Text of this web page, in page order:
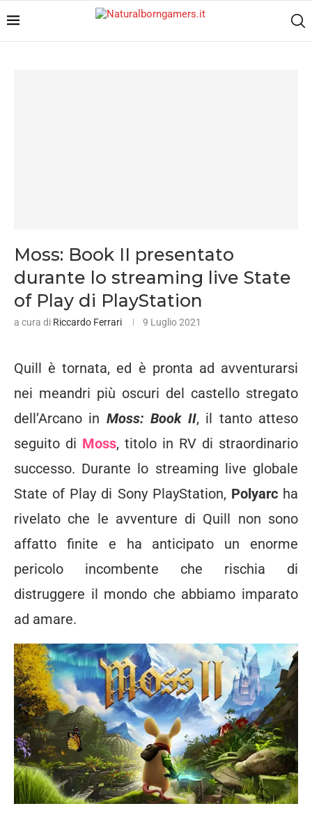
Moss: Book II presentato
durante lo streaming live State
of Play di PlayStation
a cura di Riccardo Ferrari 9 Luglio 2021
Quill è tornata, ed è pronta ad avventurarsi
nei meandri più oscuri del castello stregato
dell’Arcano in Moss: Book II, il tanto atteso
seguito di Moss, titolo in RV di straordinario
successo. Durante lo streaming live globale
State of Play di Sony PlayStation, Polyarcha
rivelato che le avventure di Quill non sono
affatto finite e ha anticipato un enorme
pericolo incombente che rischia di
distruggere il mondo che abbiamo imparato
ad amare.